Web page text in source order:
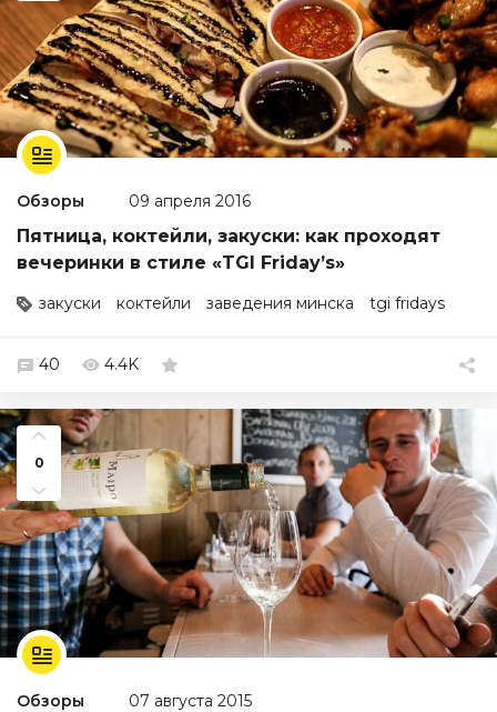
Обзоры 09 апреля 2016
Пятница, коктейли, закуски: как проходят
вечеринки в стиле «TGI Friday’s»
закуски коктейли заведения минска tgi fridays
40 4.4K
0
Обзоры 07 августа 2015